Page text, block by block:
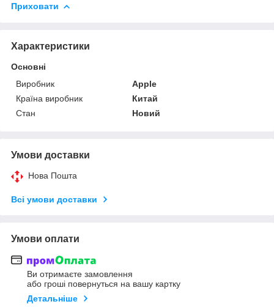
Приховати
Характеристики
Основні
Виробник
Apple
Країна виробник
Китай
Стан
Новий
Умови доставки
Нова Пошта
Всі умови доставки
Умови оплати
Ви отримаєте замовлення
або гроші повернуться на вашу картку
Детальніше